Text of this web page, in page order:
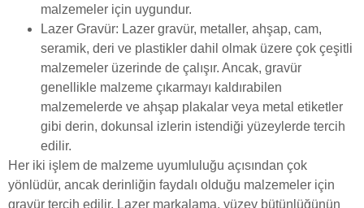
malzemeler için uygundur.
Lazer Gravür: Lazer gravür, metaller, ahşap, cam,
seramik, deri ve plastikler dahil olmak üzere çok çeşitli
malzemeler üzerinde de çalışır. Ancak, gravür
genellikle malzeme çıkarmayı kaldırabilen
malzemelerde ve ahşap plakalar veya metal etiketler
gibi derin, dokunsal izlerin istendiği yüzeylerde tercih
edilir.
Her iki işlem de malzeme uyumluluğu açısından çok
yönlüdür, ancak derinliğin faydalı olduğu malzemeler için
gravür tercih edilir. Lazer markalama, yüzey bütünlüğünün